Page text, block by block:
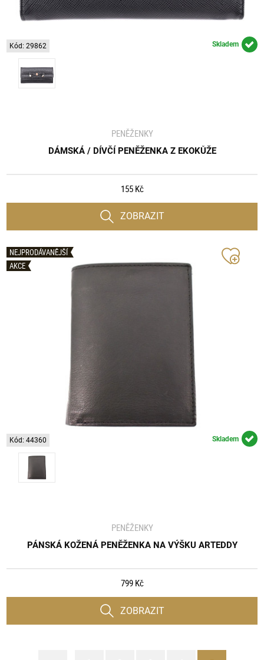
Kód: 29862 Skladem
PENĚŽENKY
DÁMSKÁ / DÍVČÍ PENĚŽENKA Z EKOKŮŽE
155 Kč
ZOBRAZIT
NEJPRODÁVANĚJŠÍ
AKCE
Kód: 44360 Skladem
PENĚŽENKY
PÁNSKÁ KOŽENÁ PENĚŽENKA NA VÝŠKU ARTEDDY
799 Kč
ZOBRAZIT